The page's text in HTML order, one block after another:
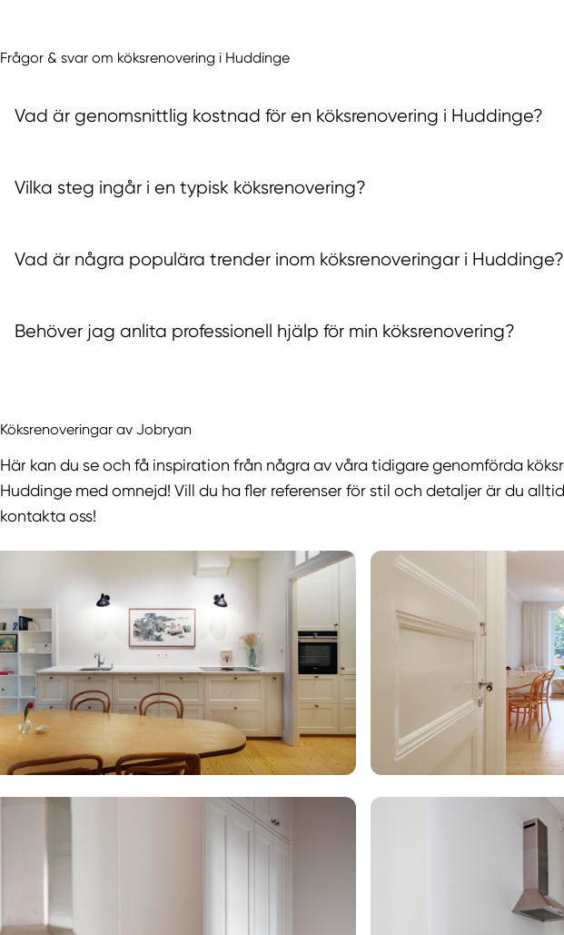
Frågor & svar om köksrenovering i Huddinge
Vad är genomsnittlig kostnad för en köksrenovering i Huddinge?
Vilka steg ingår i en typisk köksrenovering?
Vad är några populära trender inom köksrenoveringar i Huddinge?
Behöver jag anlita professionell hjälp för min köksrenovering?
Köksrenoveringar av Jobryan
Här kan du se och få inspiration från några av våra tidigare genomförda
Huddinge med omnejd! Vill du ha fler referenser för stil och detaljer är du
kontakta oss!